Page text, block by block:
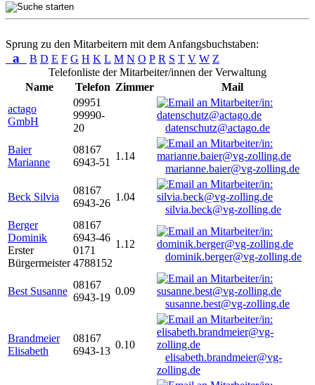
Sprung zu den Mitarbeitern mit dem Anfangsbuchstaben:
a B D E F G H K L M N O P R S T V W Z
Telefonliste der Mitarbeiter/innen der Verwaltung
Name
Telefon Zimmer
Mail
actago
GmbH
09951
99990-
20
datenschutz@actago.de
Baier
Marianne
08167
6943-51
1.14
marianne.baier@vg-zolling.de
Beck Silvia
08167
6943-26
1.04
silvia.beck@vg-zolling.de
Berger
Dominik
Erster
Bürgermeister
08167
6943-46
0171
4788152
1.12
dominik.berger@vg-zolling.de
Best Susanne
08167
6943-19
0.09
susanne.best@vg-zolling.de
Brandmeier
Elisabeth
08167
6943-13
0.10
elisabeth.brandmeier@vg-
zolling.de